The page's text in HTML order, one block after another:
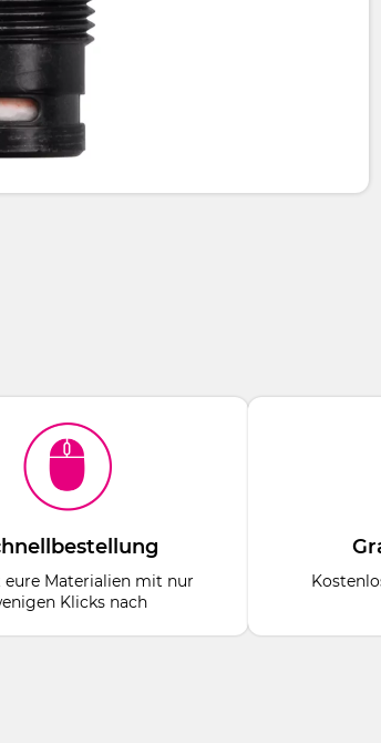
eure Materialien mit nur
Klicks nach